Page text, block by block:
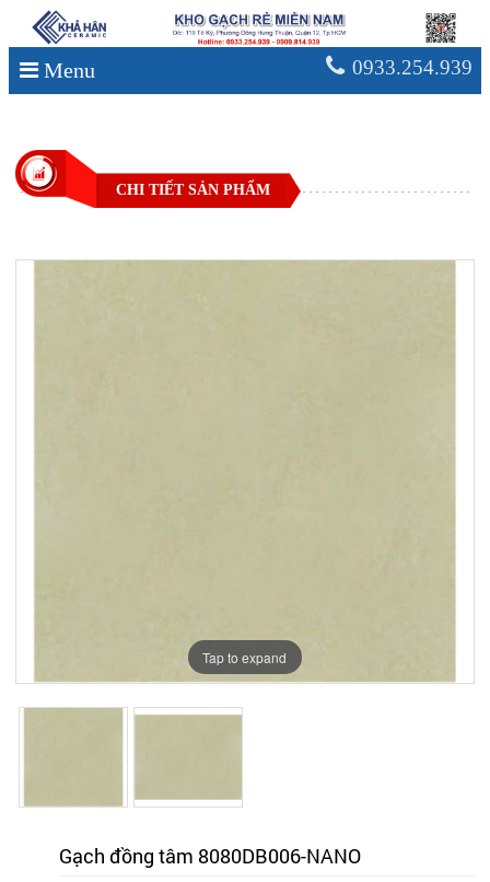
Menu 0933.254.939
CHI TIẾT SẢN PHẨM
Tap to expand
Tap to expand
Gạch đồng tâm 8080DB006-NANO